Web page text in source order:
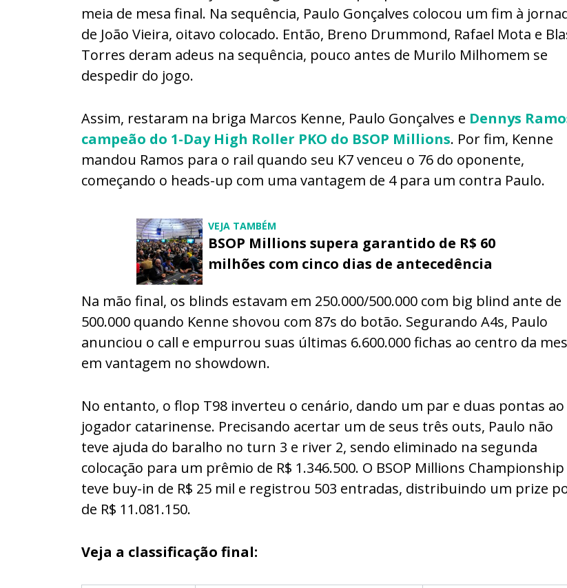
meia de mesa final. Na sequência, Paulo Gonçalves colocou um fim à
de João Vieira, oitavo colocado. Então, Breno Drummond, Rafael Mota e
Torres deram adeus na sequência, pouco antes de Murilo Milhomem se
despedir do jogo.
Assim, restaram na briga Marcos Kenne, Paulo Gonçalves e Dennys
campeão do 1-Day High Roller PKO do BSOP Millions. Por fim, Kenne
mandou Ramos para o rail quando seu K7 venceu o 76 do oponente,
começando o heads-up com uma vantagem de 4 para um contra Paulo.
VEJA TAMBÉM
BSOP Millions supera garantido de R$ 60
milhões com cinco dias de antecedência
Na mão final, os blinds estavam em 250.000/500.000 com big blind ante de
500.000 quando Kenne shovou com 87s do botão. Segurando A4s, Paulo
anunciou o call e empurrou suas últimas 6.600.000 fichas ao centro da
em vantagem no showdown.
No entanto, o flop T98 inverteu o cenário, dando um par e duas pontas ao
jogador catarinense. Precisando acertar um de seus três outs, Paulo não
teve ajuda do baralho no turn 3 e river 2, sendo eliminado na segunda
colocação para um prêmio de R$ 1.346.500. O BSOP Millions Championship
teve buy-in de R$ 25 mil e registrou 503 entradas, distribuindo um prize
de R$ 11.081.150.
Veja a classificação final: